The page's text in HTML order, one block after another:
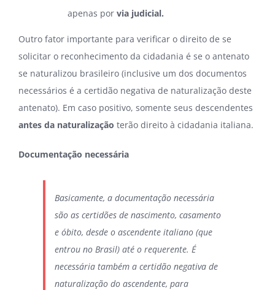
apenas por via judicial.
Outro fator importante para verificar o direito de se
solicitar o reconhecimento da cidadania é se o antenato
se naturalizou brasileiro (inclusive um dos documentos
necessários é a certidão negativa de naturalização deste
antenato). Em caso positivo, somente seus descendentes
antes da naturalização terão direito à cidadania italiana.
Documentação necessária
Basicamente, a documentação necessária
são as certidões de nascimento, casamento
e óbito, desde o ascendente italiano (que
entrou no Brasil) até o requerente. É
necessária também a certidão negativa de
naturalização do ascendente, para